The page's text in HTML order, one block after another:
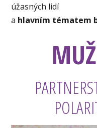
úžasných lidí
a hlavním tématem